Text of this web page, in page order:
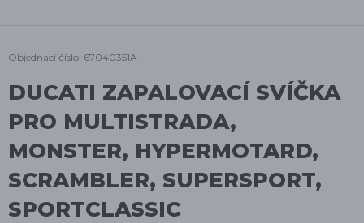
Objednací číslo: 67040351A
DUCATI ZAPALOVACÍ SVÍČKA
PRO MULTISTRADA,
MONSTER, HYPERMOTARD,
SCRAMBLER, SUPERSPORT,
SPORTCLASSIC